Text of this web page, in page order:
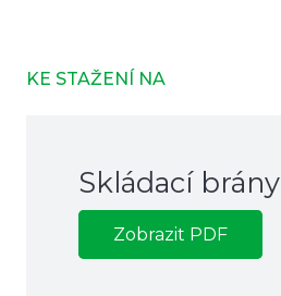
KE STAŽENÍ NA
Skládací brány
Zobrazit PDF